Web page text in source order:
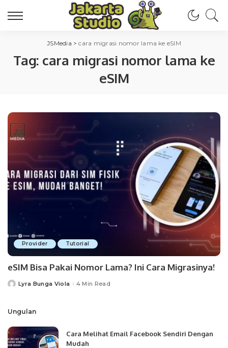
JSMedia >cara migrasi nomor lama ke eSIM
Tag: cara migrasi nomor lama ke
eSIM
Provider Tutorial
eSIM Bisa Pakai Nomor Lama? Ini Cara Migrasinya!
PostedLyra Bunga Viola 4 Min Read
Ungulan
Cara Melihat Email Facebook Sendiri Dengan
Mudah